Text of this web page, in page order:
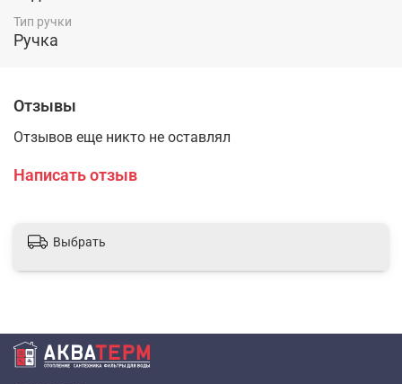
Тип ручки
Ручка
Отзывы
Отзывов еще никто не оставлял
Написать отзыв
Выбрать